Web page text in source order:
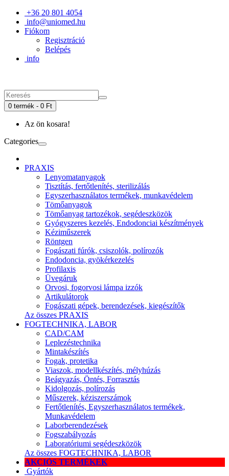
+36 20 801 4054
info@uniomed.hu
Fiókom
Regisztráció
Belépés
info
0 termék - 0 Ft
Az ön kosara!
Categories
PRAXIS
Lenyomatanyagok
Tisztítás, fertőtlenítés, sterilizálás
Egyszerhasználatos termékek, munkavédelem
Tömőanyagok
Tömőanyag tartozékok, segédeszközök
Gyógyszeres kezelés, Endodonciai készítmények
Kéziműszerek
Röntgen
Fogászati fúrók, csiszolók, polírozók
Endodoncia, gyökérkezelés
Profilaxis
Üvegáruk
Orvosi, fogorvosi lámpa izzók
Artikulátorok
Fogászati gépek, berendezések, kiegészítők
Az összes PRAXIS
FOGTECHNIKA, LABOR
CAD/CAM
Leplezéstechnika
Mintakészítés
Fogak, protetika
Viaszok, modellkészítés, mélyhúzás
Beágyazás, Öntés, Forrasztás
Kidolgozás, polírozás
Műszerek, kéziszerszámok
Fertőtlenítés, Egyszerhasználatos termékek,
Munkavédelem
Laborberendezések
Fogszabályozás
Laboratóriumi segédeszközök
Az összes FOGTECHNIKA, LABOR
AKCIÓS TERMÉKEK
Gyártók